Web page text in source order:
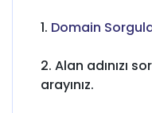
1. Domain
2. Alan adınızı
arayınız.